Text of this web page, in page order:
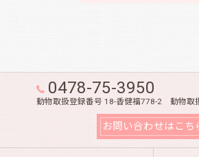
0478-75-3950
動物取扱登録番号 18-香健福778-2 動物取
お問い合わせはこち